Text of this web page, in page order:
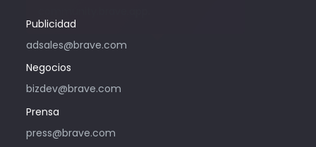
Publicidad
adsales@brave.com
Negocios
bizdev@brave.com
Prensa
press@brave.com